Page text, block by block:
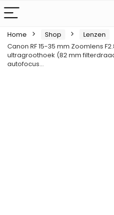
Home Shop Lenzen
Canon RF 15-35 mm Zoomlens
ultragroothoek (82 mm
autofocus…